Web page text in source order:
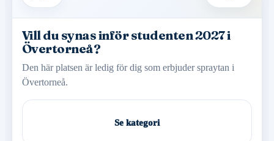
Vill du synas inför studenten 2027 i
Övertorneå?
Den här platsen är ledig för dig som erbjuder spraytan i
Övertorneå.
Se kategori